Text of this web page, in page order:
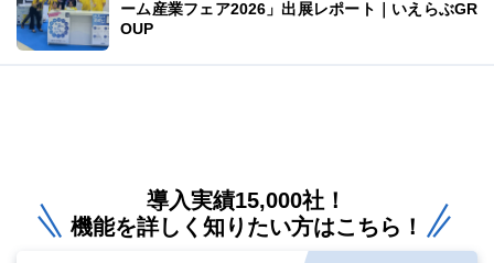
ーム産業フェア2026」出展レポート｜いえらぶGR
OUP
導入実績15,000社！
機能を詳しく知りたい方はこちら！